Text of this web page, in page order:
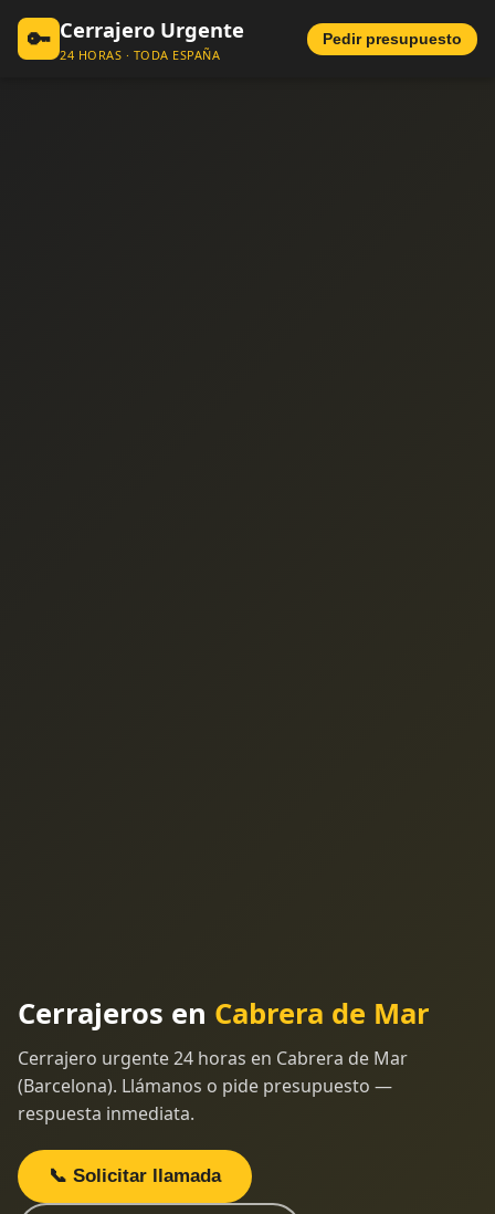
🔑 Cerrajero Urgente
24 HORAS · TODA ESPAÑA
Pedir presupuesto
Cerrajeros en Cabrera de Mar
Cerrajero urgente 24 horas en Cabrera de Mar
(Barcelona). Llámanos o pide presupuesto —
respuesta inmediata.
📞 Solicitar llamada